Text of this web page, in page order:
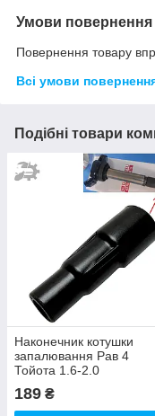
Умови повернення
Повернення товару
Всі умови
Подібні товари
Наконечник котушки
запалювання Рав 4
Тойота 1.6-2.0
9091902258
90919C2003
189 ₴